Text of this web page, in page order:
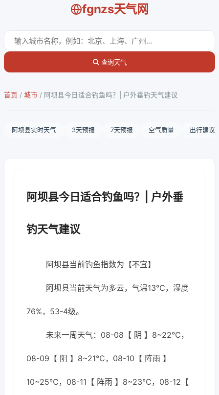
fgnzs天气网
查询天气
首页 / 城市 / 阿坝县今日适合钓鱼吗？| 户外垂钓天气建议
阿坝县实时天气 3天预报 7天预报 空气质量 出行建议
阿坝县今日适合钓鱼吗？| 户外垂
钓天气建议
阿坝县当前钓鱼指数为【不宜】
阿坝县当前天气为多云，气温13℃，湿度
76%，53-4级。
未来一周天气：08-08【 阴 】8~22℃，
08-09【 阴 】8~21℃，08-10【 阵雨 】
10~25℃，08-11【 阵雨 】8~23℃，08-12【